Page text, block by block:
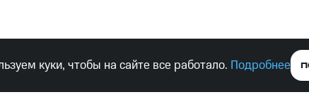
средств, психотропных веществ, их аналогов
ответственность.
защищены
куки, чтобы на сайте все работало. Подробнее